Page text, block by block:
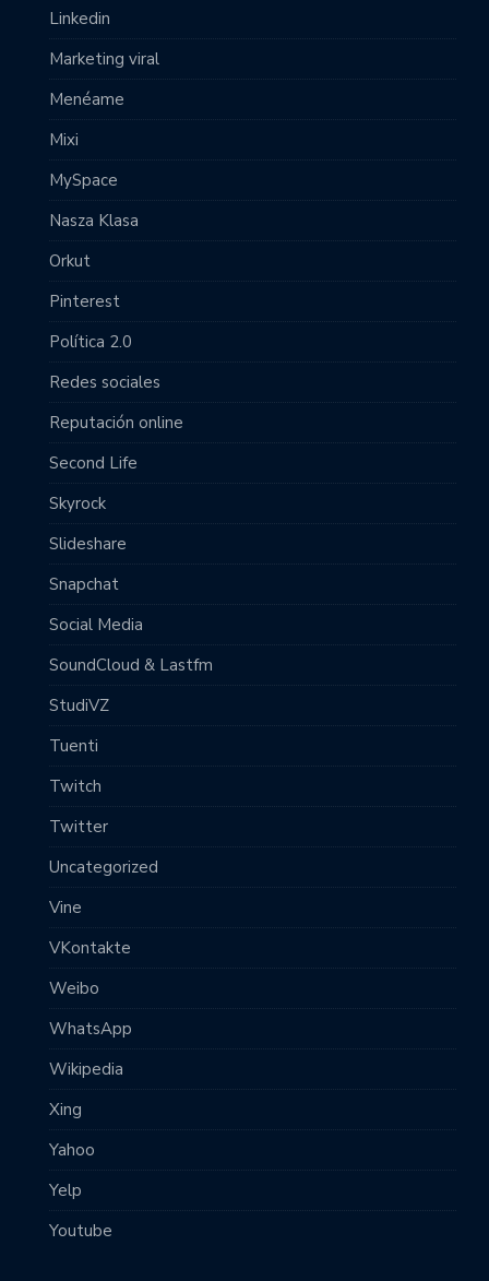
Linkedin
Marketing viral
Menéame
Mixi
MySpace
Nasza Klasa
Orkut
Pinterest
Política 2.0
Redes sociales
Reputación online
Second Life
Skyrock
Slideshare
Snapchat
Social Media
SoundCloud & Lastfm
StudiVZ
Tuenti
Twitch
Twitter
Uncategorized
Vine
VKontakte
Weibo
WhatsApp
Wikipedia
Xing
Yahoo
Yelp
Youtube